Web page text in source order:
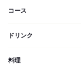
コース
ドリンク
料理